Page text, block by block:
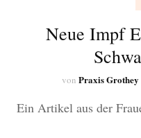
Neue Impf
von Praxis Grothey
Ein Artikel aus der